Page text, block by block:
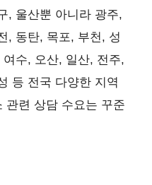
, 울산뿐 아니라 광주,
, 동탄, 목포, 부천, 성
수, 오산, 일산, 전주,
등 전국 다양한 지역
관련 상담 수요는 꾸준